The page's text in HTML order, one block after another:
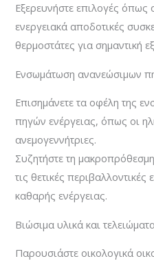
Εξερευνήστε επιλογές όπως
ενεργειακά αποδοτικές
θερμοστάτες για σημαντική
Ενσωμάτωση ανανεώσιμων
Επισημάνετε τα οφέλη της
πηγών ενέργειας, όπως οι
ανεμογεννήτριες.
Συζητήστε τη
τις θετικές
καθαρής ενέργειας.
Βιώσιμα υλικά και
Παρουσιάστε οικολογικά